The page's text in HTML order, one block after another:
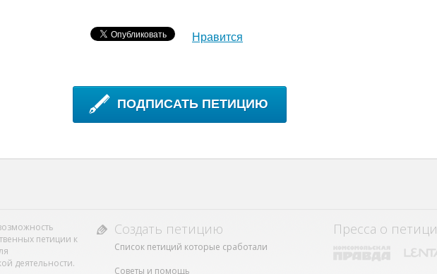
Нравится
ПОДПИСАТЬ ПЕТИЦИЮ
петиции к
деятельности.
Пресса о
Создать петицию
Список петиций которые сработали
Советы и помощь